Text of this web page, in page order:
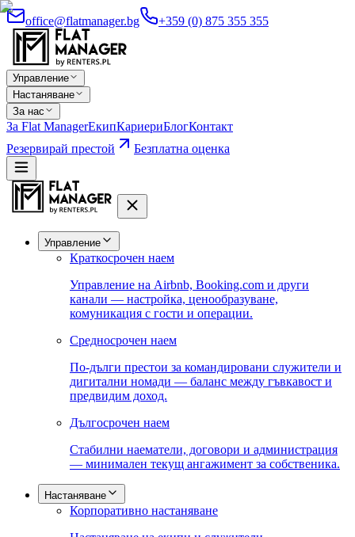
office@flatmanager.bg +359 (0) 875 355 355
Управление
Настаняване
За нас
За Flat ManagerЕкипКариериБлогКонтакт
Резервирай престой
Безплатна оценка
Управление
Краткосрочен наем
Управление на Airbnb, Booking.com и други
канали — настройка, ценообразуване,
комуникация с гости и операции.
Средносрочен наем
По-дълги престои за командировани служители и
дигитални номади — баланс между гъвкавост и
предвидим доход.
Дългосрочен наем
Стабилни наематели, договори и администрация
— минимален текущ ангажимент за собственика.
Настаняване
Корпоративно настаняване